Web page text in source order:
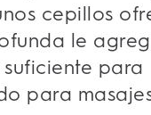
cepillos
le
para
para